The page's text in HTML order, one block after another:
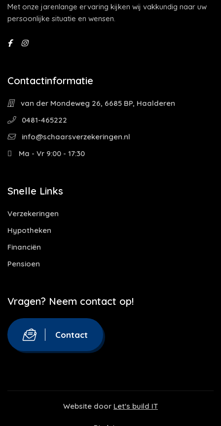
Met onze jarenlange ervaring kijken wij vakkundig naar uw
persoonlijke situatie en wensen.
Contactinformatie
van der Mondeweg 26, 6685 BP, Haalderen
0481-465222
info@schaarsverzekeringen.nl
Ma - Vr 9:00 - 17:30
Snelle Links
Verzekeringen
Hypotheken
Financiën
Pensioen
Vragen? Neem contact op!
Contact
Website door Let's build IT